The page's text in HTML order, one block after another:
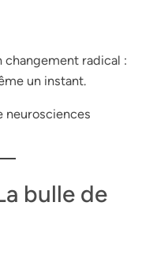
changement radical :
un instant.
neurosciences
bulle de